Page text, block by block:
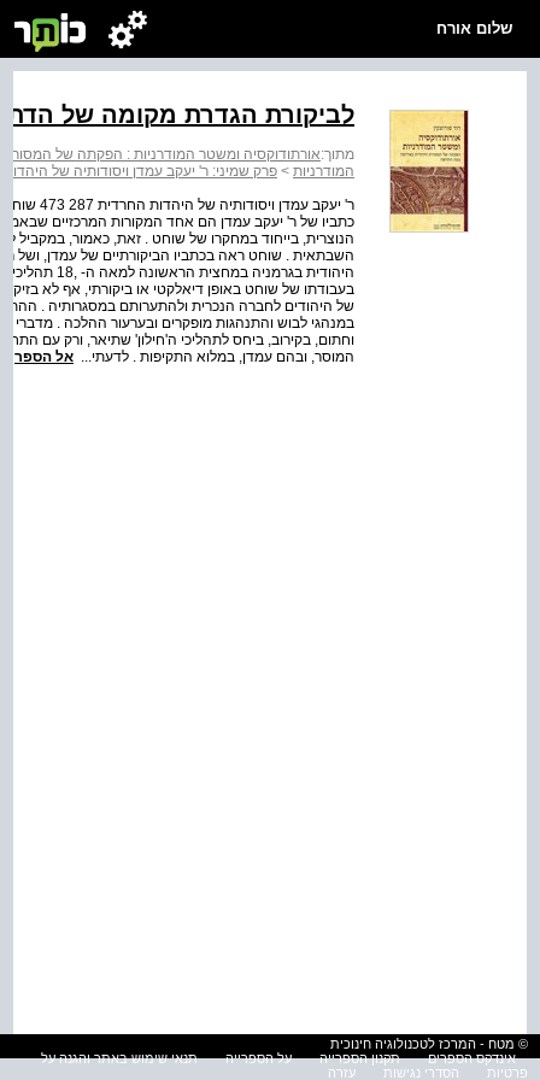
שלום אורח
לביקורת הגדרת מקומה של הדת
מתוך:אורתודוקסיה ומשטר המודרניות : הפקתה של
המודרניות > פרק שמיני: ר' יעקב עמדן ויסודותיה של
ר' יעקב
כתביו של ר' יעקב עמדן הם אחד המקורות המרכזיים
הנוצרית, בייחוד במחקרו של שוחט . זאת, כאמור, במקביל
השבתאית . שוחט ראה בכתביו הביקורתיים של עמדן, ושל
היהודית
בעבודתו של שוחט באופן דיאלקטי או ביקורתי, אף לא
של היהודים לחברה הנכרית ולהתערותם במסגרותיה .
במנהגי לבוש והתנהגות מופקרים ובערעור ההלכה . מדברי
וחתום, בקירוב, ביחס לתהליכי ה'חילון' שתיאר, ורק עם
המוסר, ובהם עמדן, במלוא התקיפות . לדעתי... אל הספר
© מטח - המרכז לטכנולוגיה חינוכית
אינדקס הספרים
תקנון הספרייה על הספרייה
תנאי שימוש באתר והגנה על
פרטיות
הסדרי נגישות עזרה